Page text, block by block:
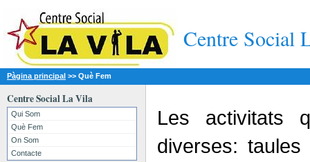
Centre Social
Pàgina principal >> Què Fem
Centre Social La Vila
Qui Som
Què Fem
On Som
Contacte
Les activitats
diverses: taules